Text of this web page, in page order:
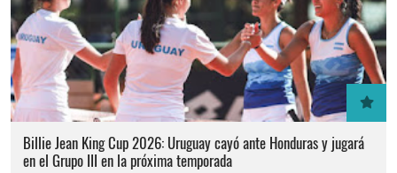
Billie Jean King Cup 2026: Uruguay cayó ante Honduras y jugará
en el Grupo III en la próxima temporada